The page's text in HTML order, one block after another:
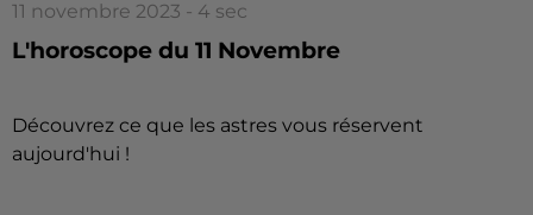
11 novembre 2023 - 4 sec
L'horoscope du 11 Novembre
Découvrez ce que les astres vous réservent
aujourd'hui !